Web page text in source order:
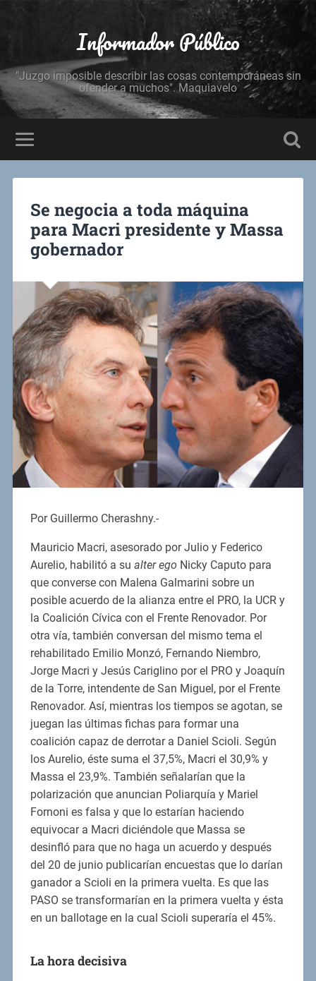
Informador Público
"Juzgo imposible describir las cosas contemporáneas sin
ofender a muchos". Maquiavelo
Se negocia a toda máquina
para Macri presidente y Massa
gobernador
Por Guillermo Cherashny.-
Mauricio Macri, asesorado por Julio y Federico
Aurelio, habilitó a su alter ego Nicky Caputo para
que converse con Malena Galmarini sobre un
posible acuerdo de la alianza entre el PRO, la UCR y
la Coalición Cívica con el Frente Renovador. Por
otra vía, también conversan del mismo tema el
rehabilitado Emilio Monzó, Fernando Niembro,
Jorge Macri y Jesús Cariglino por el PRO y Joaquín
de la Torre, intendente de San Miguel, por el Frente
Renovador. Así, mientras los tiempos se agotan, se
juegan las últimas fichas para formar una
coalición capaz de derrotar a Daniel Scioli. Según
los Aurelio, éste suma el 37,5%, Macri el 30,9% y
Massa el 23,9%. También señalarían que la
polarización que anuncian Poliarquía y Mariel
Fornoni es falsa y que lo estarían haciendo
equivocar a Macri diciéndole que Massa se
desinfló para que no haga un acuerdo y después
del 20 de junio publicarían encuestas que lo darían
ganador a Scioli en la primera vuelta. Es que las
PASO se transformarían en la primera vuelta y ésta
en un ballotage en la cual Scioli superaría el 45%.
La hora decisiva